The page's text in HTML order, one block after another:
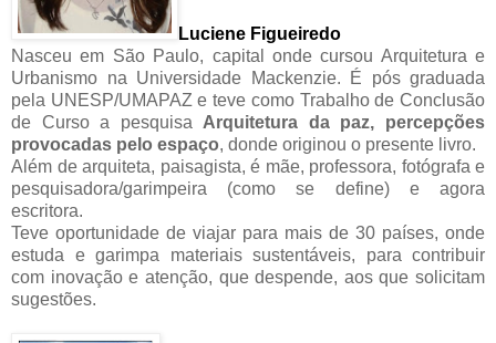
Luciene Figueiredo
Nasceu em São Paulo, capital onde cursou Arquitetura e
Urbanismo na Universidade Mackenzie. É pós graduada
pela UNESP/UMAPAZ e teve como Trabalho de Conclusão
de Curso a pesquisa Arquitetura da paz, percepções
provocadas pelo espaço, donde originou o presente livro.
Além de arquiteta, paisagista, é mãe, professora, fotógrafa e
pesquisadora/garimpeira (como se define) e agora
escritora.
Teve oportunidade de viajar para mais de 30 países, onde
estuda e garimpa materiais sustentáveis, para contribuir
com inovação e atenção, que despende, aos que solicitam
sugestões.